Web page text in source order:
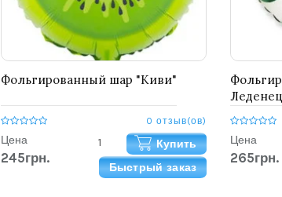
Фольгированный шар "Киви"
0 отзыв(ов)
Цена
245грн.
Купить
Быстрый заказ
Цена
265грн.